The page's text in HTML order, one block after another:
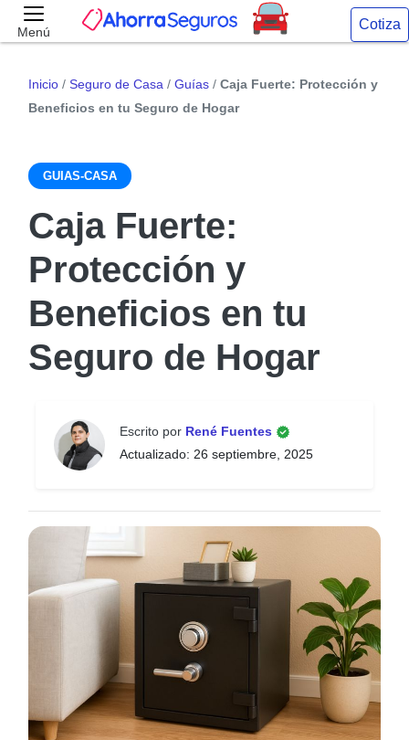
Menú Cotiza
Inicio / Seguro de Casa / Guías / Caja Fuerte: Protección y
Beneficios en tu Seguro de Hogar
GUIAS-CASA
Caja Fuerte:
Protección y
Beneficios en tu
Seguro de Hogar
Escrito por René Fuentes
Actualizado: 26 septiembre, 2025